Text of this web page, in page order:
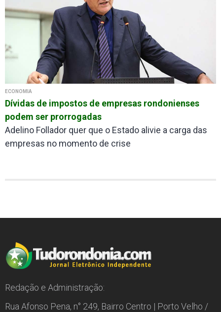
ECONOMIA
Dívidas de impostos de empresas rondonienses
podem ser prorrogadas
Adelino Follador quer que o Estado alivie a carga das
empresas no momento de crise
Redação e Administração:
Rua Afonso Pena, n° 249, Bairro Centro | Porto Velho /